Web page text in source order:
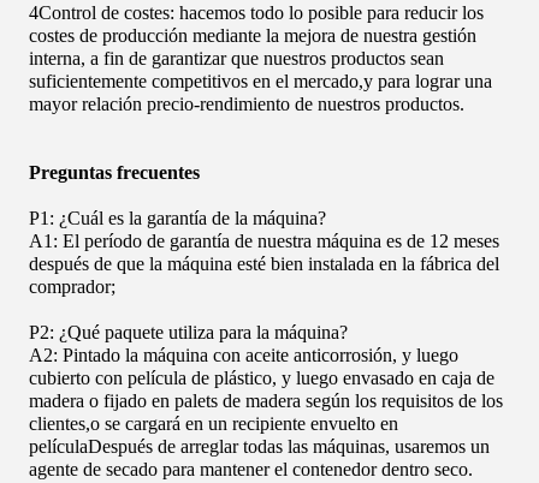
4Control de costes: hacemos todo lo posible para reducir los
costes de producción mediante la mejora de nuestra gestión
interna, a fin de garantizar que nuestros productos sean
suficientemente competitivos en el mercado,y para lograr una
mayor relación precio-rendimiento de nuestros productos.
Preguntas frecuentes
P1: ¿Cuál es la garantía de la máquina?
A1: El período de garantía de nuestra máquina es de 12 meses
después de que la máquina esté bien instalada en la fábrica del
comprador;
P2: ¿Qué paquete utiliza para la máquina?
A2: Pintado la máquina con aceite anticorrosión, y luego
cubierto con película de plástico, y luego envasado en caja de
madera o fijado en palets de madera según los requisitos de los
clientes,o se cargará en un recipiente envuelto en
películaDespués de arreglar todas las máquinas, usaremos un
agente de secado para mantener el contenedor dentro seco.